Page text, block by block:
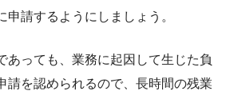
申請するようにしましょう。
あっても、業務に起因して生じた負
請を認められるので、長時間の残業